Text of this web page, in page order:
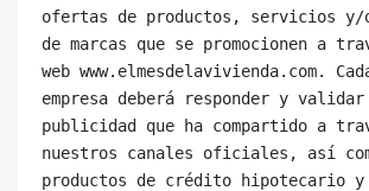
ofertas de productos, servicios y/
de marcas que se promocionen a
web www.elmesdelavivienda.com.
empresa deberá responder y
publicidad que ha compartido a
nuestros canales oficiales, así
productos de crédito hipotecario